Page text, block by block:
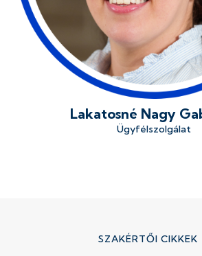
Lakatosné Nagy
Ügyfélszolgálat
SZAKÉRTŐI CIKKEK